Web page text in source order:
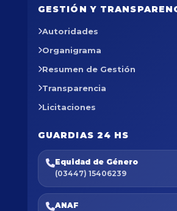
GESTIÓN Y
Autoridades
Organigrama
Resumen de Gestión
Transparencia
Licitaciones
GUARDIAS 24 HS
Equidad de Género
(03447) 15406239
ANAF